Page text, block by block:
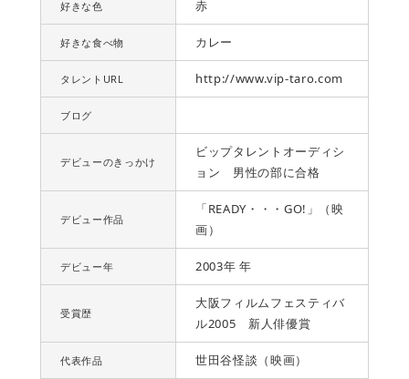
好きな色 赤
好きな食べ物 カレー
タレントURL http://www.vip-taro.com
ブログ
デビューのきっかけ
ビップタレントオーディシ
ョン 男性の部に合格
デビュー作品
「READY・・・GO!」（映
画）
デビュー年 2003年 年
受賞歴
大阪フィルムフェスティバ
ル2005 新人俳優賞
代表作品 世田谷怪談（映画）